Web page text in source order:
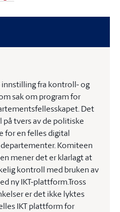
fra kontroll- og
sak om program for
Det
tvers av de politiske
for en felles digital
Komiteen
mener det er klarlagt at
kontroll med bruken av
ny IKT-plattform.Tross
er det ikke lyktes
IKT plattform for